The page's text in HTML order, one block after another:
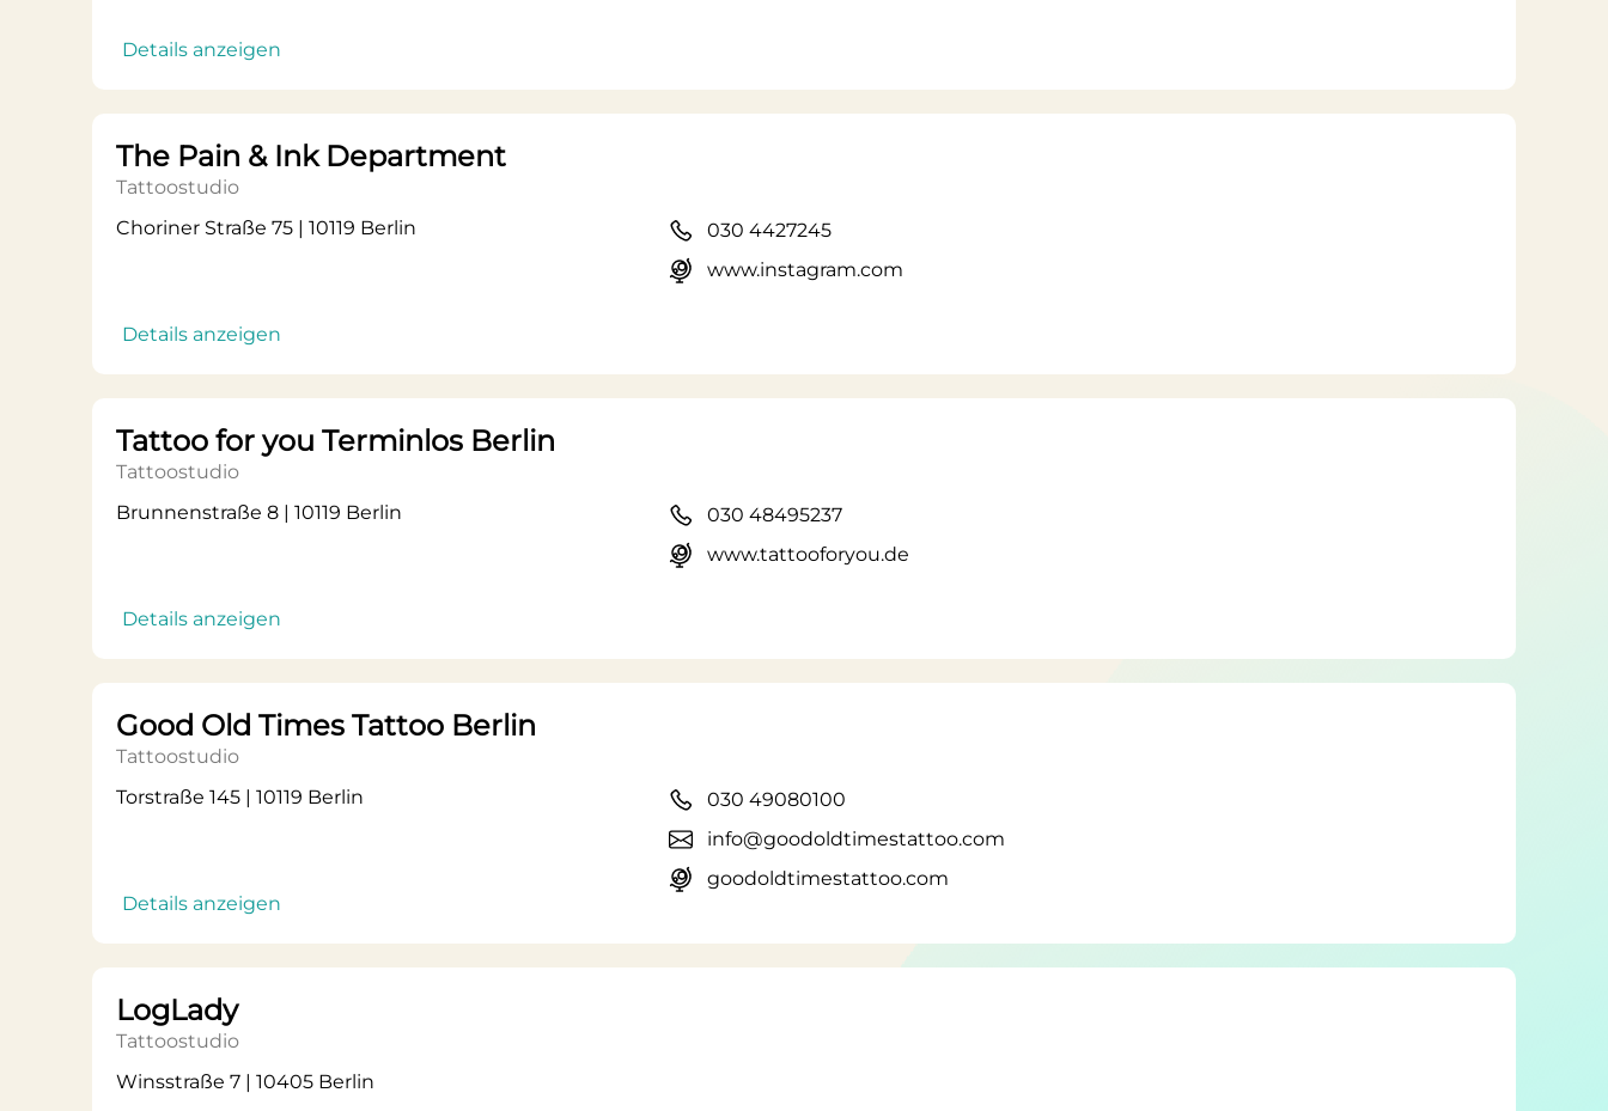
Details anzeigen
The Pain & Ink Department
Tattoostudio
Choriner Straße 75 | 10119 Berlin
Details anzeigen
030 4427245
www.instagram.com
Tattoo for you Terminlos Berlin
Tattoostudio
Brunnenstraße 8 | 10119 Berlin
Details anzeigen
030 48495237
www.tattooforyou.de
Good Old Times Tattoo Berlin
Tattoostudio
Torstraße 145 | 10119 Berlin
Details anzeigen
030 49080100
info@goodoldtimestattoo.com
goodoldtimestattoo.com
LogLady
Tattoostudio
Winsstraße 7 | 10405 Berlin